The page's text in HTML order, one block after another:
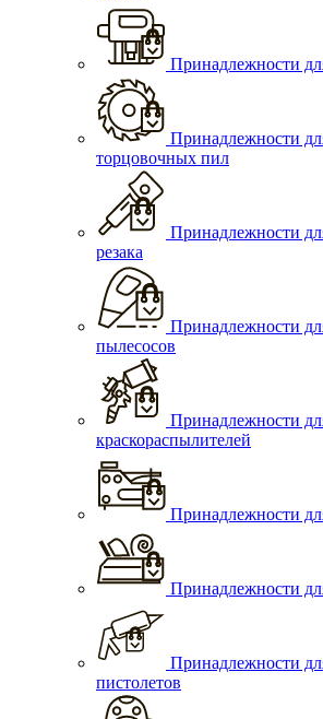
Принадлежности
Принадлежности
торцовочных пил
Принадлежности
резака
Принадлежности
пылесосов
Принадлежности
краскораспылителей
Принадлежности
Принадлежности
Принадлежности
пистолетов